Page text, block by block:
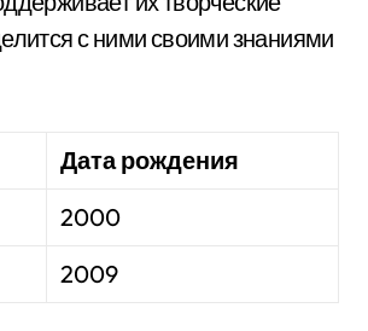
с ними своими знаниями
Дата рождения
2000
2009